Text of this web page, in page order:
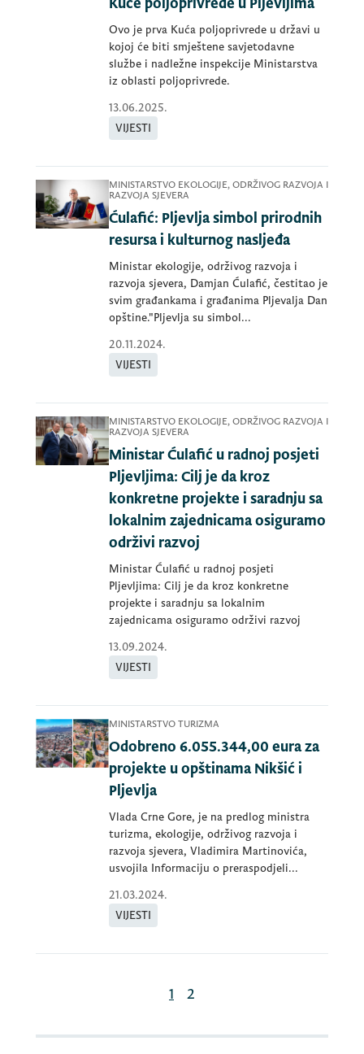
Ovo je prva Kuća poljoprivrede u državi u
kojoj će biti smještene savjetodavne
službe i nadležne inspekcije Ministarstva
iz oblasti poljoprivrede.
13.06.2025.
VIJESTI
MINISTARSTVO EKOLOGIJE, ODRŽIVOG RAZVOJA I
RAZVOJA SJEVERA
Ćulafić: Pljevlja simbol prirodnih
resursa i kulturnog nasljeđa
Ministar ekologije, održivog razvoja i
razvoja sjevera, Damjan Ćulafić, čestitao je
svim građankama i građanima Pljevalja Dan
opštine."Pljevlja su simbol...
20.11.2024.
VIJESTI
MINISTARSTVO EKOLOGIJE, ODRŽIVOG RAZVOJA I
RAZVOJA SJEVERA
Ministar Ćulafić u radnoj posjeti
Pljevljima: Cilj je da kroz
konkretne projekte i saradnju sa
lokalnim zajednicama osiguramo
održivi razvoj
Ministar Ćulafić u radnoj posjeti
Pljevljima: Cilj je da kroz konkretne
projekte i saradnju sa lokalnim
zajednicama osiguramo održivi razvoj
13.09.2024.
VIJESTI
MINISTARSTVO TURIZMA
Odobreno 6.055.344,00 eura za
projekte u opštinama Nikšić i
Pljevlja
Vlada Crne Gore, je na predlog ministra
turizma, ekologije, održivog razvoja i
razvoja sjevera, Vladimira Martinovića,
usvojila Informaciju o preraspodjeli...
21.03.2024.
VIJESTI
1 2